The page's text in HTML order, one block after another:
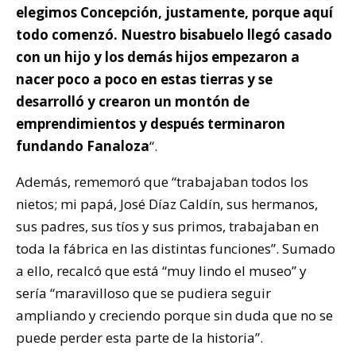
elegimos Concepción, justamente, porque aquí
todo comenzó. Nuestro bisabuelo llegó casado
con un hijo y los demás hijos empezaron a
nacer poco a poco en estas tierras y se
desarrolló y crearon un montón de
emprendimientos y después terminaron
fundando Fanaloza“.
Además, rememoró que “trabajaban todos los
nietos; mi papá, José Díaz Caldín, sus hermanos,
sus padres, sus tíos y sus primos, trabajaban en
toda la fábrica en las distintas funciones”. Sumado
a ello, recalcó que está “muy lindo el museo” y
sería “maravilloso que se pudiera seguir
ampliando y creciendo porque sin duda que no se
puede perder esta parte de la historia”.